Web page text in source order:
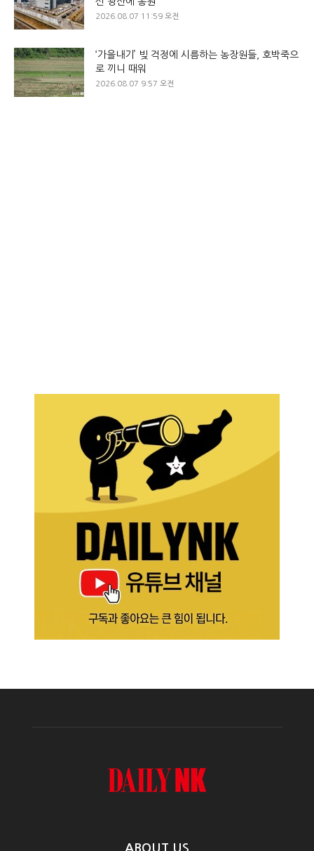
2026.08.07 11:59 오전
‘가을내기’ 빚 걱정에 시름하는 농장원들, 호박죽으
로 끼니 때워
2026.08.07 9:57 오전
ABOUT US